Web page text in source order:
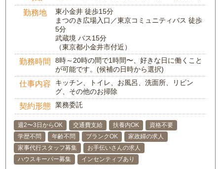
勤務地
東小金井 徒歩15分
まつのき広場入口／東京コミュニティバス 徒歩
5分
武蔵境 バス15分
（東京都小金井市付近）
勤務時間
8時～20時の間で1時間〜、好きな日に働くこと
が可能です。(候補の日時から選択)
仕事内容
キッチン、トイレ、お風呂、洗面所、リビン
グ、その他のお掃除
契約形態 業務委託
週2〜3日からOK 交通費支給 扶養内OK
資格不要
学歴不問
年齢不問 ブランクOK
家政婦の求人
家事代行スタッフ募集
お手伝いさんの求人
ハウスキーパー募集
インセンティブあり